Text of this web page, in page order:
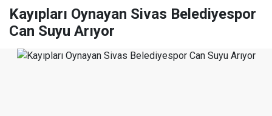
Kayıpları Oynayan Sivas Belediyespor
Can Suyu Arıyor